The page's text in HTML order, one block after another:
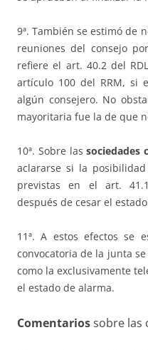
9ª. También se estimó de
reuniones del consejo
refiere el art. 40.2 del
artículo 100 del RRM, si
algún consejero. No
mayoritaria fue la de que
10ª. Sobre lassociedades
aclararse si la
previstas en el art.
después de cesar el
11ª. A estos efectos se
convocatoria de la junta
como la exclusivamente
el estado de alarma.
Comentariossobre las